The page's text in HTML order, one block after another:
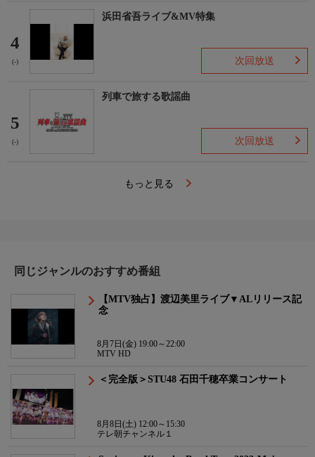
4
(-)
浜田省吾ライブ&MV特集
次回放送
5
(-)
列車で旅する歌謡曲
次回放送
もっと見る
同じジャンルのおすすめ番組
【MTV独占】渡辺美里ライブ▼ALリリース記
念
8月7日(金) 19:00～22:00
MTV HD
＜完全版＞STU48 石田千穂卒業コンサート
8月8日(土) 12:00～15:30
テレ朝チャンネル１